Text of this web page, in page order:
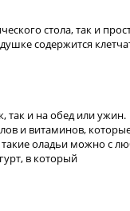
стола, так и
содержится
так и на обед или ужин.
и витаминов,
такие оладьи можно с
в который